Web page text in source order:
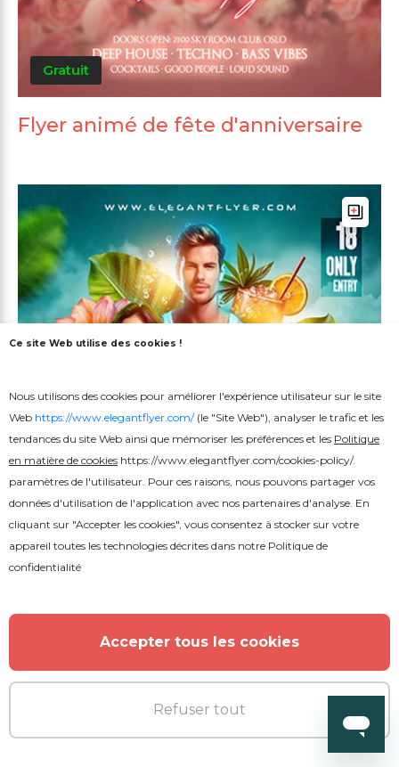
Gratuit
Flyer animé de fête d'anniversaire
Premium
Fête d'été
Ce site Web utilise des cookies !
Nous utilisons des cookies pour améliorer l'expérience utilisateur sur le site
Web https://www.elegantflyer.com/(le "Site Web"), analyser le trafic et les
tendances du site Web ainsi que mémoriser les préférences et les Politique
en matière de cookies https://www.elegantflyer.com/cookies-policy/.
paramètres de l'utilisateur. Pour ces raisons, nous pouvons partager vos
données d'utilisation de l'application avec nos partenaires d'analyse. En
cliquant sur "Accepter les cookies", vous consentez à stocker sur votre
appareil toutes les technologies décrites dans notre Politique de
confidentialité
Accepter tous les cookies
Refuser tout